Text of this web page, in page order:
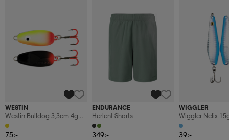
WESTIN
Westin Bulldog 3,3cm 4g
Orange/chartreuse Glow
(ultimate)
75:-
ENDURANCE
Herlent Shorts
349:-
WIGGLER
Wiggler Nelix
Trout's Favorite
39:-